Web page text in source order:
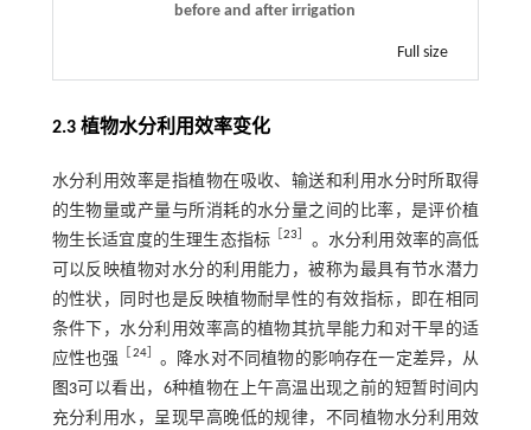
before and after irrigation
Full size
2.3 植物水分利用效率变化
水分利用效率是指植物在吸收、输送和利用水分时所取得
的生物量或产量与所消耗的水分量之间的比率，是评价植
物生长适宜度的生理生态指标 ［23］ 。水分利用效率的高低
可以反映植物对水分的利用能力，被称为最具有节水潜力
的性状，同时也是反映植物耐旱性的有效指标，即在相同
条件下，水分利用效率高的植物其抗旱能力和对干旱的适
应性也强
［24］ 。降水对不同植物的影响存在一定差异，从
图3可以看出，6种植物在上午高温出现之前的短暂时间内
充分利用水，呈现早高晚低的规律，不同植物水分利用效